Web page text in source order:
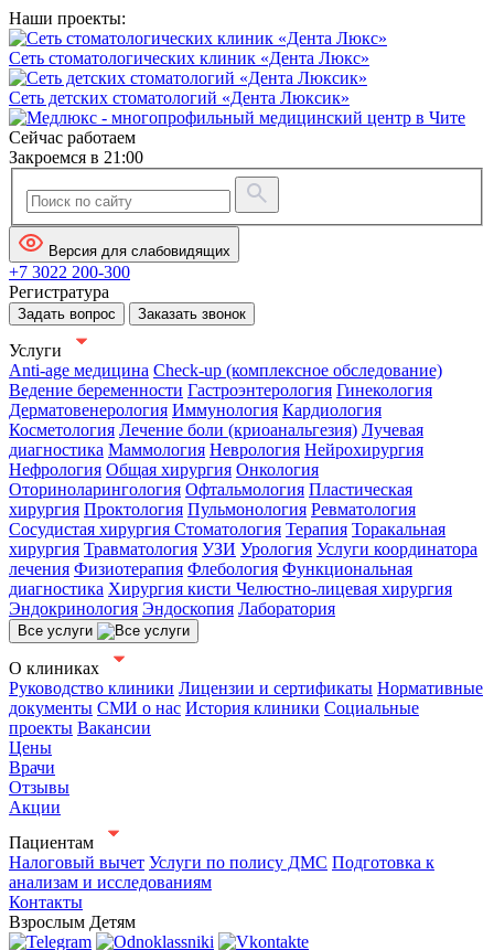
Наши проекты:
Сеть стоматологических клиник «Дента Люкс»
Сеть детских стоматологий «Дента Люксик»
Сейчас работаем
Закроемся в 21:00
Версия для слабовидящих
+7 3022 200-300
Регистратура
Задать вопрос Заказать звонок
Услуги
Anti-age медицина Check-up (комплексное обследование)
Ведение беременности Гастроэнтерология Гинекология
Дерматовенерология Иммунология Кардиология
Косметология Лечение боли (криоанальгезия) Лучевая
диагностика Маммология Неврология Нейрохирургия
Нефрология Общая хирургия Онкология
Оториноларингология Офтальмология Пластическая
хирургия Проктология Пульмонология Ревматология
Сосудистая хирургия Стоматология Терапия Торакальная
хирургия Травматология УЗИ Урология Услуги координатора
лечения Физиотерапия Флебология Функциональная
диагностика Хирургия кисти Челюстно-лицевая хирургия
Эндокринология Эндоскопия Лаборатория
Все услуги
О клиниках
Руководство клиники Лицензии и сертификаты Нормативные
документы СМИ о нас История клиники Социальные
проекты Вакансии
Цены
Врачи
Отзывы
Акции
Пациентам
Налоговый вычет Услуги по полису ДМС Подготовка к
анализам и исследованиям
Контакты
Взрослым Детям